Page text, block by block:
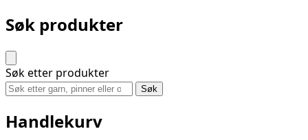
Søk produkter
Søk etter produkter
Søk
Handlekurv